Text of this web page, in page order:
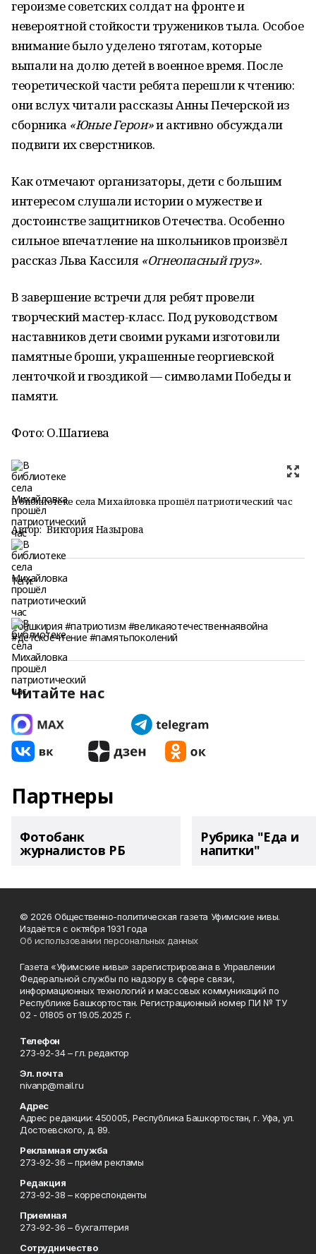
героизме советских солдат на фронте и
невероятной стойкости тружеников тыла. Особое
внимание было уделено тяготам, которые
выпали на долю детей в военное время. После
теоретической части ребята перешли к чтению:
они вслух читали рассказы Анны Печерской из
сборника «Юные Герои»и активно обсуждали
подвиги их сверстников.
Как отмечают организаторы, дети с большим
интересом слушали истории о мужестве и
достоинстве защитников Отечества. Особенно
сильное впечатление на школьников произвёл
рассказ Льва Кассиля «Огнеопасный груз».
В завершение встречи для ребят провели
творческий мастер-класс. Под руководством
наставников дети своими руками изготовили
памятные броши, украшенные георгиевской
ленточкой и гвоздикой — символами Победы и
памяти.
Фото: О.Шагиева
В библиотеке села Михайловка прошёл патриотический час
Автор: Виктория Назырова
Теги:
#башкирия #патриотизм #великаяотечественнаявойна
#детскоечтение #памятьпоколений
Читайте нас
Партнеры
Фотобанк
журналистов РБ
Рубрика "Еда и
напитки"
© 2026 Общественно-политическая газета Уфимские нивы.
Издаётся с октября 1931 года
Об использовании персональных данных
Газета «Уфимские нивы» зарегистрирована в Управлении
Федеральной службы по надзору в сфере связи,
информационных технологий и массовых коммуникаций по
Республике Башкортостан. Регистрационный номер ПИ № ТУ
02 - 01805 от 19.05.2025 г.
Телефон
273-92-34 – гл. редактор
Эл. почта
nivanp@mail.ru
Адрес
Адрес редакции: 450005, Республика Башкортостан, г. Уфа, ул.
Достоевского, д. 89.
Рекламная служба
273-92-36 – приём рекламы
Редакция
273-92-38 – корреспонденты
Приемная
273-92-36 – бухгалтерия
Сотрудничество